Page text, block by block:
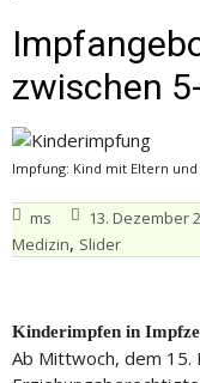
zwischen
Impfung: Kind mit Eltern
ms 13. Dezember
Medizin, Slider
Kinderimpfen in
Ab Mittwoch, dem 15.